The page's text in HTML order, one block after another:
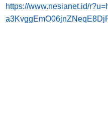
https://www.nesianet.id/